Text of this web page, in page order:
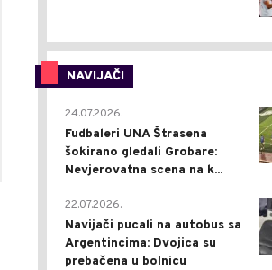
NAVIJAČI
24.07.2026.
Fudbaleri UNA Štrasena
šokirano gledali Grobare:
Nevjerovatna scena na k...
22.07.2026.
Navijači pucali na autobus sa
Argentincima: Dvojica su
prebačena u bolnicu